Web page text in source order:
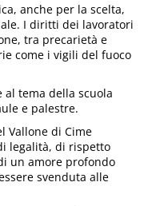
anche per la scelta,
I diritti dei lavoratori
tra precarietà e
come i vigili del fuoco
al tema della scuola
e palestre.
Vallone di Cime
legalità, di rispetto
un amore profondo
svenduta alle